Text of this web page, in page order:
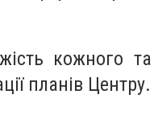
кожного та
планів Центру.